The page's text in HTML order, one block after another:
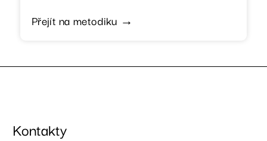
Přejít na metodiku →
Kontakty